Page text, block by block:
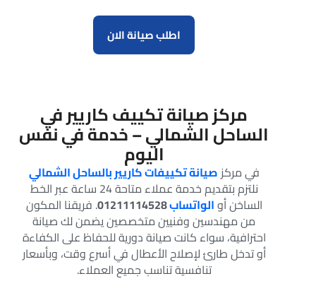
اطلب صيانة الان
مركز صيانة تكييف كاريير في
الساحل الشمالي – خدمة في نفس
اليوم
في مركز صيانة تكييفات كاريير بالساحل الشمالي
نلتزم بتقديم خدمة عملاء متاحة 24 ساعة عبر الخط
الساخن أوالواتساب01211114528 . فريقنا المكون
من مهندسين وفنيين متخصصين يضمن لك صيانة
احترافية، سواء كانت صيانة دورية للحفاظ على الكفاءة
أو تدخل طارئ لإصلاح الأعطال في أسرع وقت، وبأسعار
تنافسية تناسب جميع العملاء.